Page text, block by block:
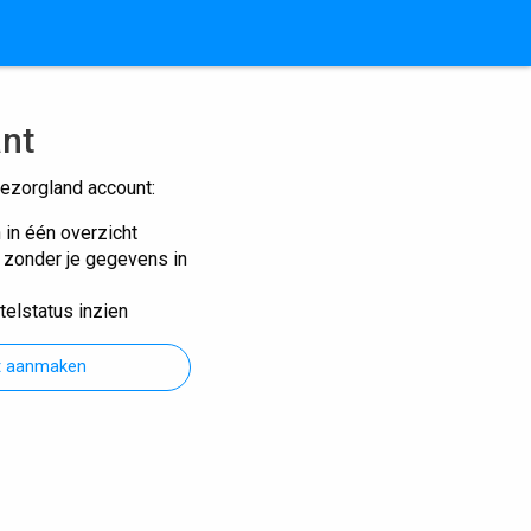
account:
één overzicht
je gegevens in
inzien